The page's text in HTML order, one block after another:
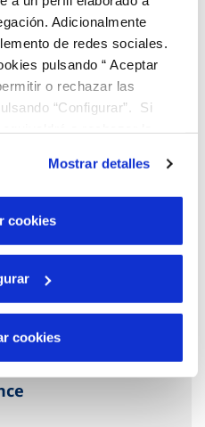
Adicionalmente
de redes sociales.
pulsando “ Aceptar
o rechazar las
“Configurar”. Si
el sitio web funcione y que
Puedes consultar
Política de Cookies
Mostrar detalles
cookies
cookies
más…